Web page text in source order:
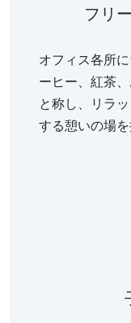
フリ
オフィス各所
ーヒー、紅茶
と称し、リラ
する憩いの場を